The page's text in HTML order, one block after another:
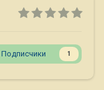
Подписчики 1